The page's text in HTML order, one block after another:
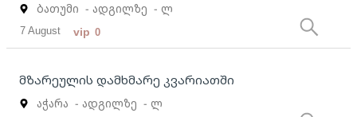
ბათუმი - ადგილზე - ლ
7 August vip 0
მზარეულის დამხმარე კვარიათში
აჭარა - ადგილზე - ლ